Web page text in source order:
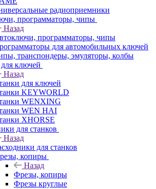
радиоприемники
программаторы, чипы
Назад
программаторы, чипы
для автомобильных ключей
транспондеры, эмуляторы, колбы
ключей
Назад
для ключей
KEYWORLD
WENXING
WEN HAI
XHORSE
для станков
Назад
для станков
копиры
Назад
Фрезы, копиры
Фрезы круглые